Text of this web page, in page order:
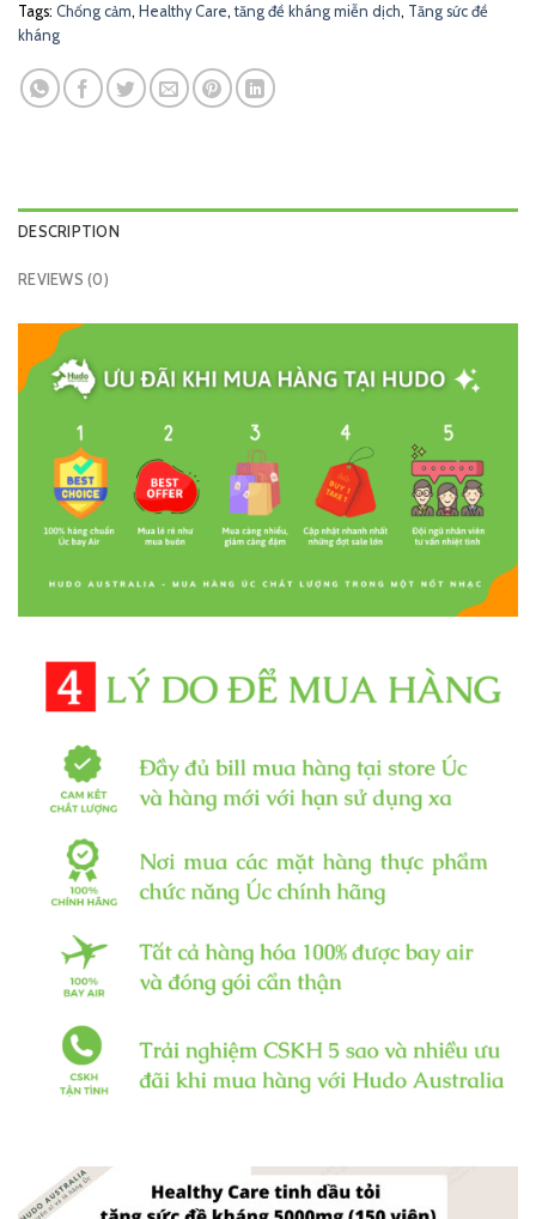
Tags: Chống cảm, Healthy Care,tăng đề kháng miễn dịch, Tăng sức đề
kháng
DESCRIPTION
REVIEWS (0)